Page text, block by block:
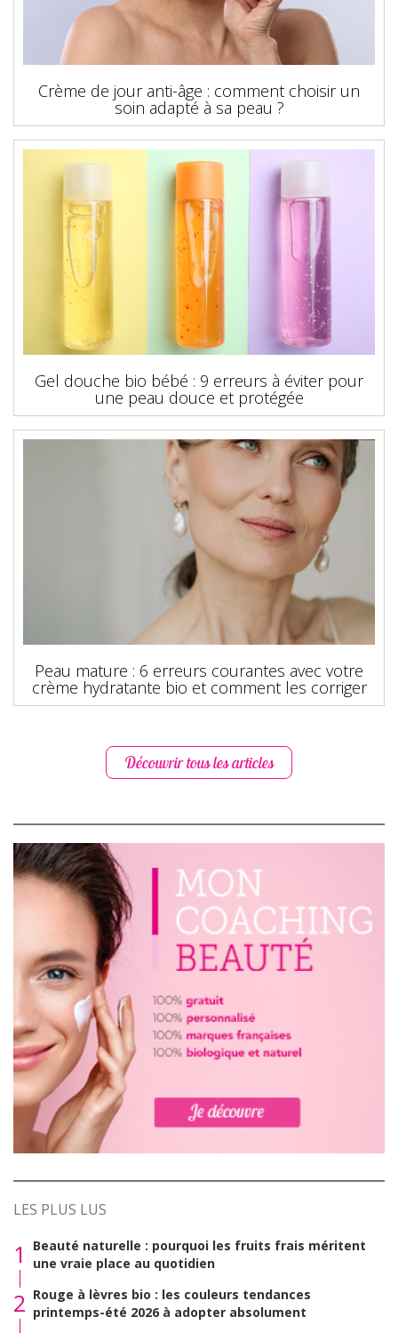
Crème de jour anti-âge : comment choisir un
soin adapté à sa peau ?
Gel douche bio bébé : 9 erreurs à éviter pour
une peau douce et protégée
Peau mature : 6 erreurs courantes avec votre
crème hydratante bio et comment les corriger
Découvrir tous les articles
LES PLUS LUS
1
Beauté naturelle : pourquoi les fruits frais méritent
une vraie place au quotidien
2 Rouge à lèvres bio : les couleurs tendances
printemps-été 2026 à adopter absolument